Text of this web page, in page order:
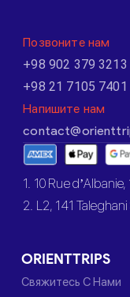
Позвоните нам
+98 902 379 3213
+98 21 7105 7401
Напишите нам
1. 10 Rue d’Albanie,
2. L2, 141 Taleghani
ORIENTTRIPS
Свяжитесь С Нами